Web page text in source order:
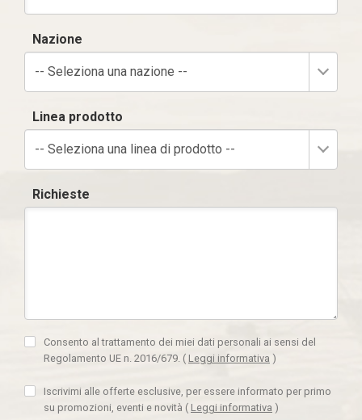
Nazione
-- Seleziona una nazione --
Linea prodotto
-- Seleziona una linea di prodotto --
Richieste
Consento al trattamento dei miei dati personali ai sensi del
Regolamento UE n. 2016/679. ( Leggi informativa )
Iscrivimi alle offerte esclusive, per essere informato per primo
su promozioni, eventi e novità ( Leggi informativa )